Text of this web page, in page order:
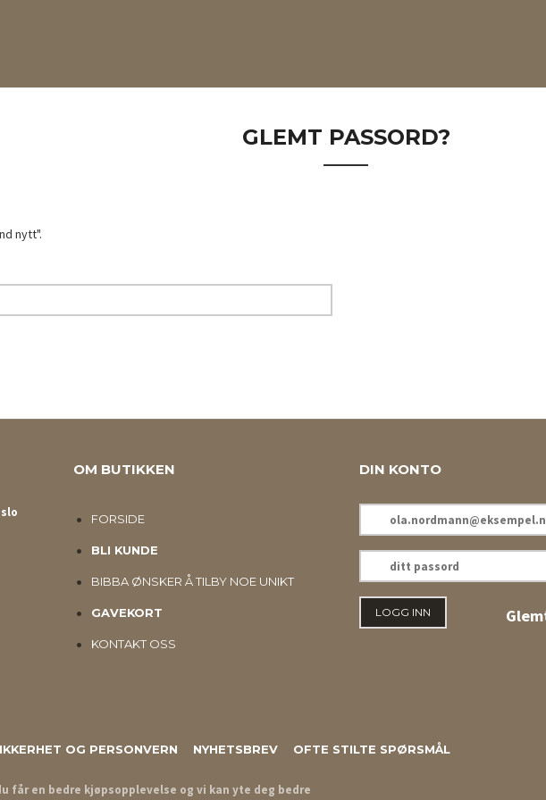
GLEMT PASSORD?
nytt".
OM BUTIKKEN
FORSIDE
BLI KUNDE
BIBBA ØNSKER Å TILBY NOE UNIKT
GAVEKORT
KONTAKT OSS
DIN KONTO
POSTADRESSE
PASSORD
OG PERSONVERN NYHETSBREV OFTE STILTE SPØRSMÅL
får en bedre kjøpsopplevelse og vi kan yte deg bedre